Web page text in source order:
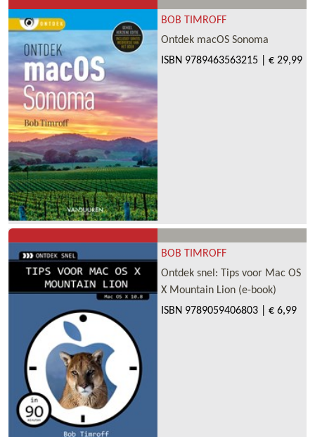
BOB TIMROFF
Ontdek macOS Sonoma
ISBN 9789463563215 € 29,99
BOB TIMROFF
Ontdek snel: Tips voor Mac OS
X Mountain Lion (e-book)
ISBN 9789059406803 € 6,99